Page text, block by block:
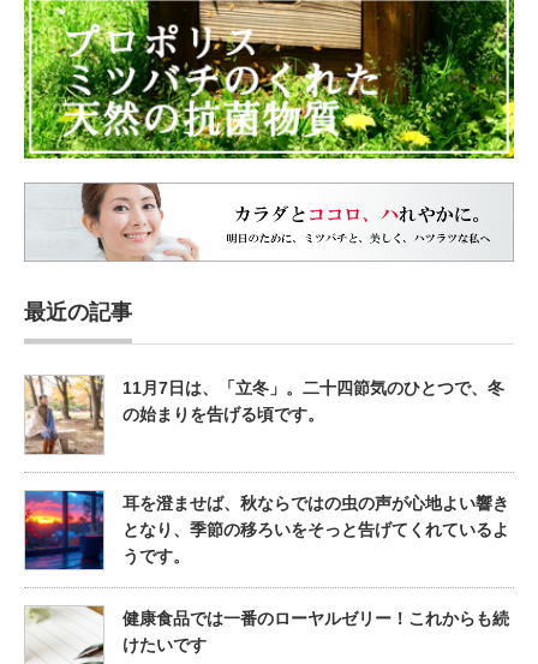
最近の記事
11月7日は、「立冬」。二十四節気のひとつで、冬
の始まりを告げる頃です。
耳を澄ませば、秋ならではの虫の声が心地よい響き
となり、季節の移ろいをそっと告げてくれているよ
うです。
健康食品では一番のローヤルゼリー！これからも続
けたいです